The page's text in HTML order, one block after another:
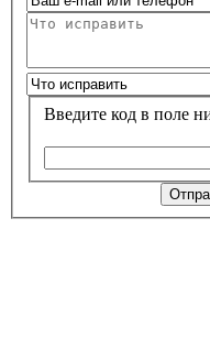
Введите код в поле